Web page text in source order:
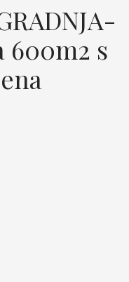
600m2 s